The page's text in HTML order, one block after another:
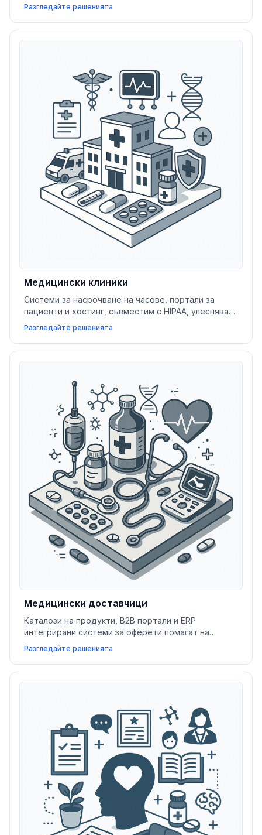
на консултанти в здравеопазването да изградят
клиентска база, управляват взаимоотношения и
разширяват услугите си ефективно.
Разгледайте решенията
Медицински клиники
Системи за насрочване на часове, портали за
пациенти и хостинг, съвместим с HIPAA, улесняват
операциите в клиниките, като същевременно
подобряват достъпа на пациентите и сигурността
на данните.
Разгледайте решенията
Медицински доставчици
Каталози на продукти, B2B портали и ERP
интегрирани системи за оферети помагат на
медицинските доставчици да оптимизират
поръчките, да управляват ключови партньори и да
подобрят обработката на документи.
Разгледайте решенията